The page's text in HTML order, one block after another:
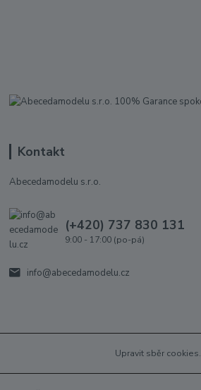
Kontakt
Abecedamodelu s.r.o.
(+420) 737 830 131
9:00 - 17:00 (po-pá)
info@abecedamodelu.cz
Upravit sběr cookies.